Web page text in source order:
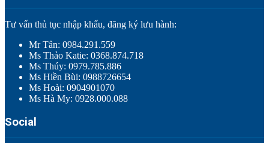
Tư vấn thủ tục nhập khẩu, đăng ký lưu hành:
Mr Tân: 0984.291.559
Ms Thảo Katie: 0368.874.718
Ms Thúy: 0979.785.886
Ms Hiền Bùi: 0988726654
Ms Hoài: 0904901070
Ms Hà My: 0928.000.088
Social